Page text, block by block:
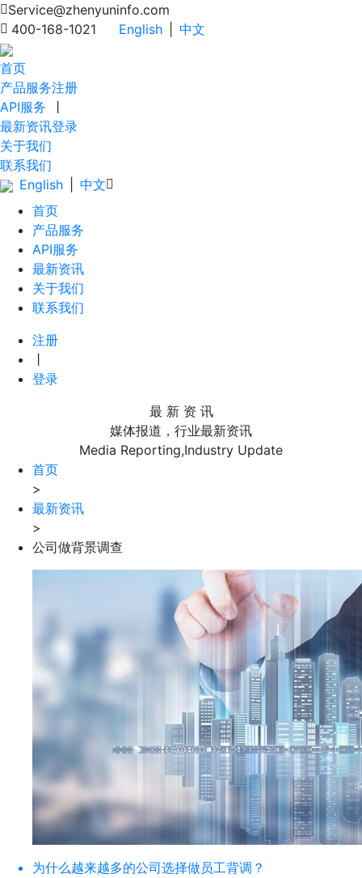
Service@zhenyuninfo.com
400-168-1021
English 中文
首页
产品服务
API服务
最新资讯
关于我们
联系我们
注册
登录
English
中文
首页
产品服务
API服务
最新资讯
关于我们
联系我们
注册
登录
最 新 资 讯
媒体报道，行业最新资讯
Media Reporting,Industry Update
首页
>
最新资讯
>
公司做背景调查
为什么越来越多的公司选择做员工背调？